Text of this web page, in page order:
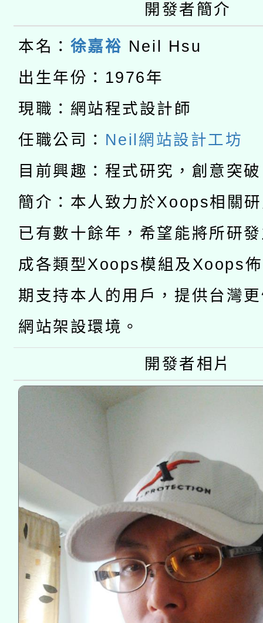
動」
開 智慧啟航」
本校115學年度第2次
招甄選結果公告(無人
招)
適應運動共學行動站研
本館辦理115年度閱讀
暨閱讀推動專業研習
科技賦能─人工智慧
礎課程
A3數位素養講師名單
「數位內容與教學軟體
pilot」
有關大陸委員會函釋公
薪期間赴陸應申請許可
業技術研究院辦理「
用水績優單位及節水達
動」
開 智慧啟航」
2026年桃園地景藝術
開發者簡介
本名： 徐嘉裕 Neil Hsu
出生年份：1976年
現職：網站程式設計師
任職公司： Neil網站設計工坊
目前興趣：程式研究，創意突
簡介：本人致力於Xoops相關
已有數十餘年，希望能將所研
成各類型Xoops模組及Xoops
期支持本人的用戶，提供台灣
網站架設環境。
開發者相片